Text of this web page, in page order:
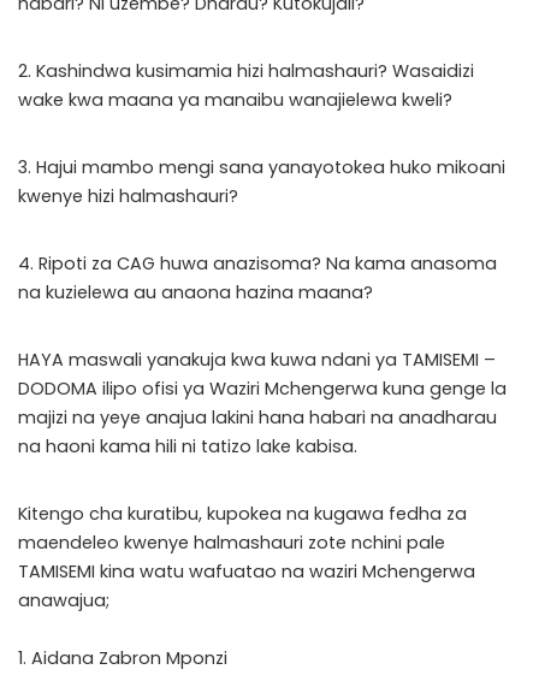
2. Kashindwa kusimamia hizi halmashauri? Wasaidizi
wake kwa maana ya manaibu wanajielewa kweli?
3. Hajui mambo mengi sana yanayotokea huko mikoani
kwenye hizi halmashauri?
4. Ripoti za CAG huwa anazisoma? Na kama anasoma
na kuzielewa au anaona hazina maana?
HAYA maswali yanakuja kwa kuwa ndani ya TAMISEMI –
DODOMA ilipo ofisi ya Waziri Mchengerwa kuna genge la
majizi na yeye anajua lakini hana habari na anadharau
na haoni kama hili ni tatizo lake kabisa.
Kitengo cha kuratibu, kupokea na kugawa fedha za
maendeleo kwenye halmashauri zote nchini pale
TAMISEMI kina watu wafuatao na waziri Mchengerwa
anawajua;
1. Aidana Zabron Mponzi